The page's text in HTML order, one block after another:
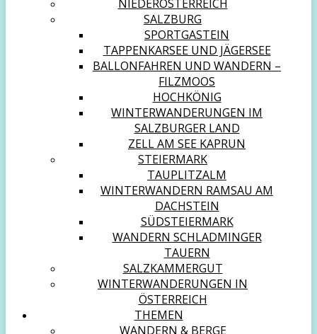
NIEDERÖSTERREICH
SALZBURG
SPORTGASTEIN
TAPPENKARSEE UND JÄGERSEE
BALLONFAHREN UND WANDERN –
FILZMOOS
HOCHKÖNIG
WINTERWANDERUNGEN IM
SALZBURGER LAND
ZELL AM SEE KAPRUN
STEIERMARK
TAUPLITZALM
WINTERWANDERN RAMSAU AM
DACHSTEIN
SÜDSTEIERMARK
WANDERN SCHLADMINGER
TAUERN
SALZKAMMERGUT
WINTERWANDERUNGEN IN
ÖSTERREICH
THEMEN
WANDERN & BERGE